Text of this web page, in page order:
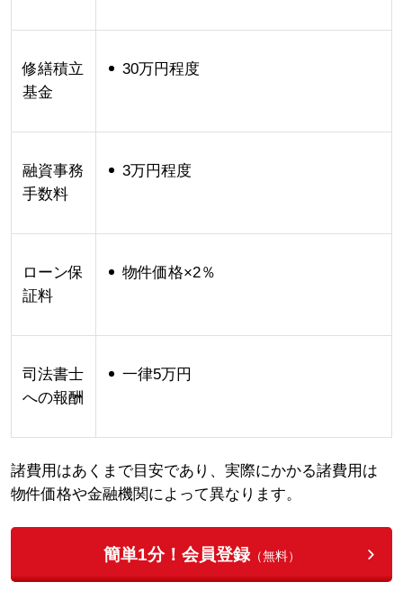
修繕積立
基金
30万円程度
融資事務
手数料
3万円程度
ローン保
証料
物件価格×2％
司法書士
への報酬
一律5万円
諸費用はあくまで目安であり、実際にかかる諸費用は
物件価格や金融機関によって異なります。
簡単1分！会員登録（無料）